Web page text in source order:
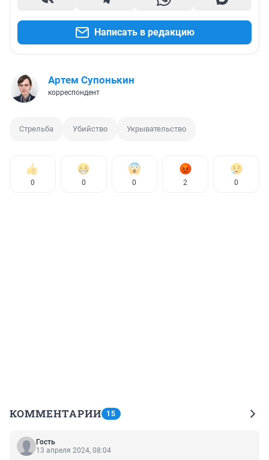
Написать в редакцию
Артем Супонькин
корреспондент
Стрельба Убийство Укрывательство
0 0 0 2 0
КОММЕНТАРИИ 15
Гость
13 апреля 2024, 08:04